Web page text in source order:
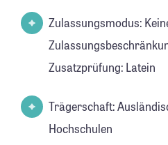
Zulassungsmodus:
Zusatzprüfung: Latein
Trägerschaft:
Hochschulen